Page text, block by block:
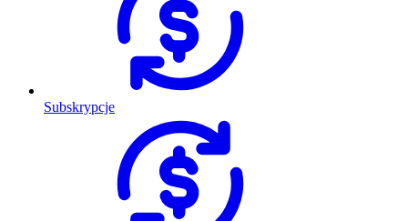
Subskrypcje